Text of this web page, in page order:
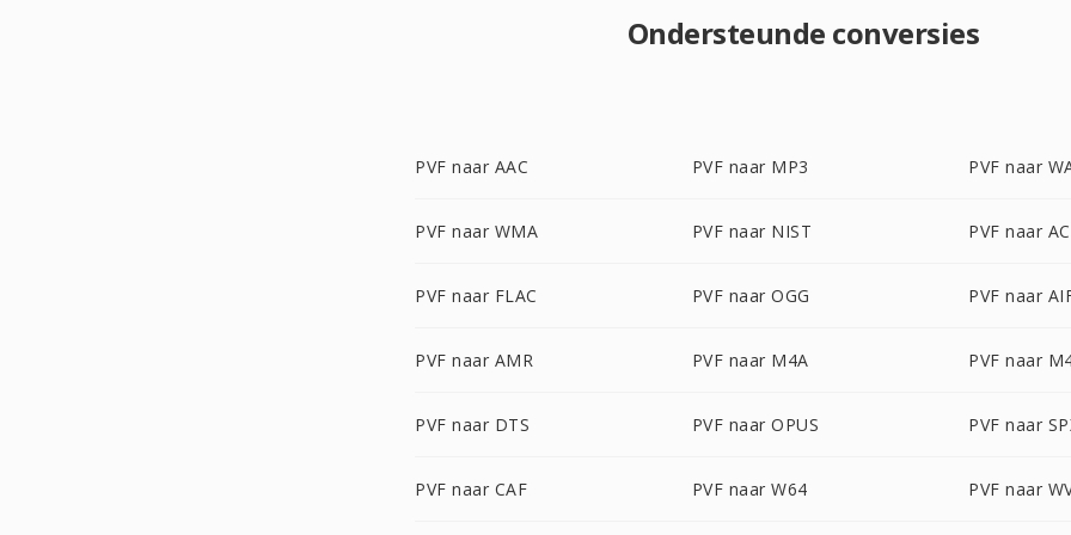
Ondersteunde conversies
PVF naar AAC PVF naar MP3 PVF naar
PVF naar WMA PVF naar NIST PVF naar
PVF naar FLAC PVF naar OGG PVF naar
PVF naar AMR PVF naar M4A PVF naar
PVF naar DTS PVF naar OPUS PVF naar
PVF naar CAF PVF naar W64 PVF naar